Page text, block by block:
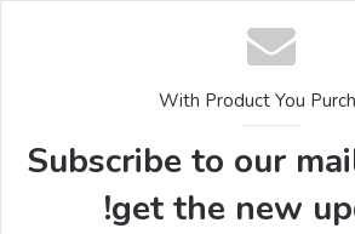
With Product You
Subscribe to our
get the new